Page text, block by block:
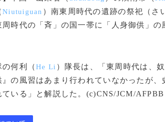
Niutuiguan ）南東周時代の遺跡の祭祀（さ
周時代の「斉」の国一帯に「人身御供」
何利（He Li ）隊長は、「東周時代は、
の風習はあまり行われていなかったが
ている」と解説した。(c)CNS/JCM/AFPBB